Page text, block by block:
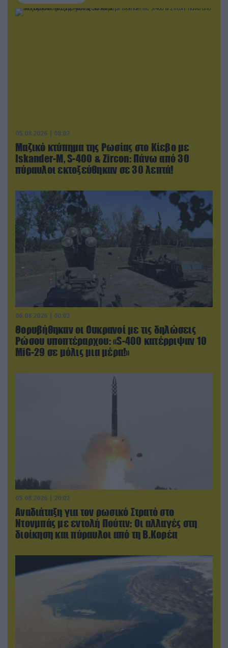
05.08.2026 | 08:02
Μαζικό κτύπημα της Ρωσίας στο Κίεβο με
Iskander-Μ, S-400 & Zircon: Πάνω από 30
πύραυλοι εκτοξεύθηκαν σε 30 λεπτά!
06.08.2026 | 00:02
Θορυβήθηκαν οι Ουκρανοί με τις δηλώσεις
Ρώσου υποπτέραρχου: «S-400 κατέρριψαν 10
MiG-29 σε μόλις μια μέρα!»
05.08.2026 | 20:02
Αναδιάταξη για τον ρωσικό Στρατό στο
Ντονμπάς με εντολή Πούτιν: Οι αλλαγές στη
διοίκηση και πύραυλοι από τη Β.Κορέα